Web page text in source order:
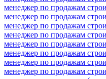
менеджер по продажам
менеджер по продажам
менеджер по продажам
менеджер по продажам
менеджер по продажам
менеджер по продажам
менеджер по продажам
менеджер по продажам